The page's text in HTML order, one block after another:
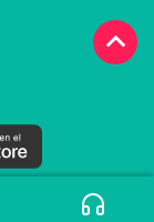
keyboard_arrow_up